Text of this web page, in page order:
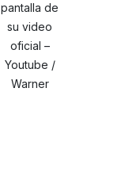
pantalla de
su video
oficial –
Youtube /
Warner